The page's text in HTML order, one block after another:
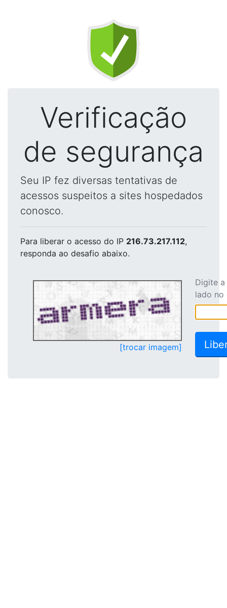
Verificação
de segurança
Seu IP fez diversas tentativas de
acessos suspeitos a sites hospedados
conosco.
Para liberar o acesso do IP 216.73.217.112,
responda ao desafio abaixo.
[trocar imagem]
Digite
lado no